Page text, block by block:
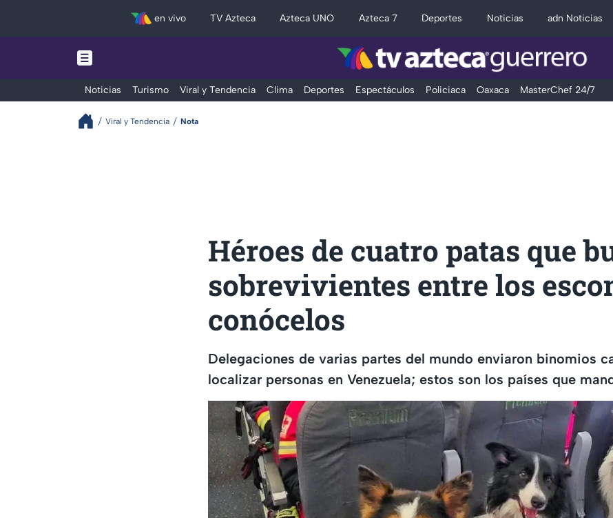
en vivo TV Azteca Azteca UNO Azteca 7 Deportes Noticias adn Noticias
Noticias Turismo Viral y Tendencia Clima Deportes Espectáculos Policiaca Oaxaca MasterChef 24/7
Viral y Tendencia Nota
Héroes de cuatro patas que
sobrevivientes entre los
conócelos
Delegaciones de varias partes del mundo enviaron binomios
localizar personas en Venezuela; estos son los países que